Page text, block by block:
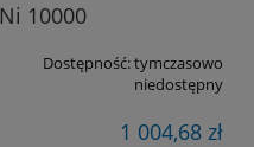
10000
Dostępność:tymczasowo
niedostępny
1 004,68 zł